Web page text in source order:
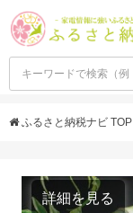
ふるさと納税ナビ TOP
詳細を見る